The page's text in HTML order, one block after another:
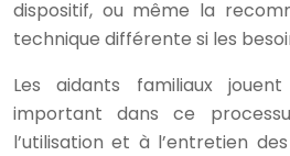
dispositif, ou même la
technique différente si les
Les aidants familiaux
important dans ce
l’utilisation et à l’entretien